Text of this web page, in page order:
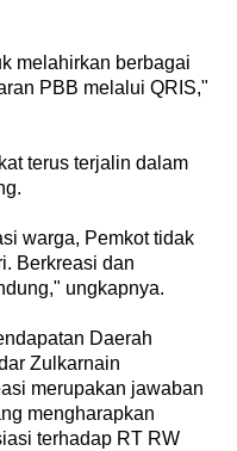
melahirkan berbagai
PBB melalui QRIS,"
terus terjalin dalam
warga, Pemkot tidak
Berkreasi dan
ungkapnya.
Daerah
Zulkarnain
merupakan jawaban
mengharapkan
terhadap RT RW